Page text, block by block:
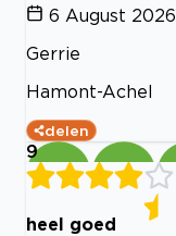
6 August 2026
Gerrie
Hamont-Achel
delen
9
heel goed